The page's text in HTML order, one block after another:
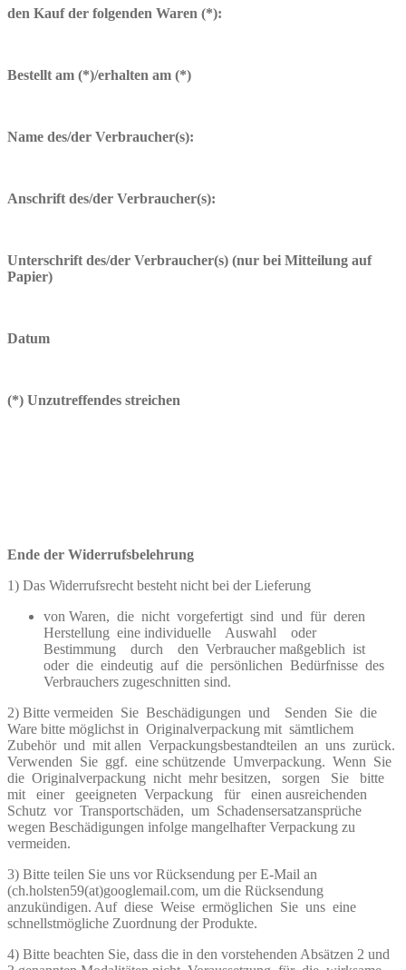
den Kauf der folgenden Waren (*):
Bestellt am (*)/erhalten am (*)
Name des/der Verbraucher(s):
Anschrift des/der Verbraucher(s):
Unterschrift des/der Verbraucher(s) (nur bei Mitteilung auf
Papier)
Datum
(*) Unzutreffendes streichen
Ende der Widerrufsbelehrung
1) Das Widerrufsrecht besteht nicht bei der Lieferung
von Waren, die nicht vorgefertigt sind und für deren
Herstellung eine individuelle Auswahl oder
Bestimmung durch den Verbraucher maßgeblich ist
oder die eindeutig auf die persönlichen Bedürfnisse des
Verbrauchers zugeschnitten sind.
2) Bitte vermeiden Sie Beschädigungen und Senden Sie die
Ware bitte möglichst in Originalverpackung mit sämtlichem
Zubehör und mit allen Verpackungsbestandteilen an uns zurück.
Verwenden Sie ggf. eine schützende Umverpackung. Wenn Sie
die Originalverpackung nicht mehr besitzen, sorgen Sie bitte
mit einer geeigneten Verpackung für einen ausreichenden
Schutz vor Transportschäden, um Schadensersatzansprüche
wegen Beschädigungen infolge mangelhafter Verpackung zu
vermeiden.
3) Bitte teilen Sie uns vor Rücksendung per E-Mail an
(ch.holsten59(at)googlemail.com, um die Rücksendung
anzukündigen. Auf diese Weise ermöglichen Sie uns eine
schnellstmögliche Zuordnung der Produkte.
4) Bitte beachten Sie, dass die in den vorstehenden Absätzen 2 und